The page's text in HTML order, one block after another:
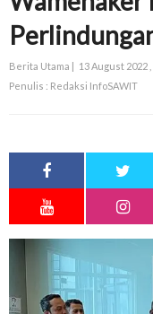
Berita Utama | 13 August 2022
Penulis : Redaksi InfoSAWIT